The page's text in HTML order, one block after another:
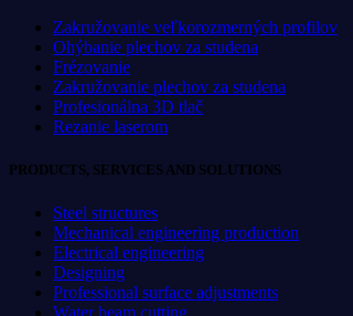
Zakružovanie veľkorozmerných profilov
Ohýbanie plechov za studena
Frézovanie
Zakružovanie plechov za studena
Profesionálna 3D tlač
Rezanie laserom
PRODUCTS, SERVICES AND SOLUTIONS
Steel structures
Mechanical engineering production
Electrical engineering
Designing
Professional surface adjustments
Water beam cutting